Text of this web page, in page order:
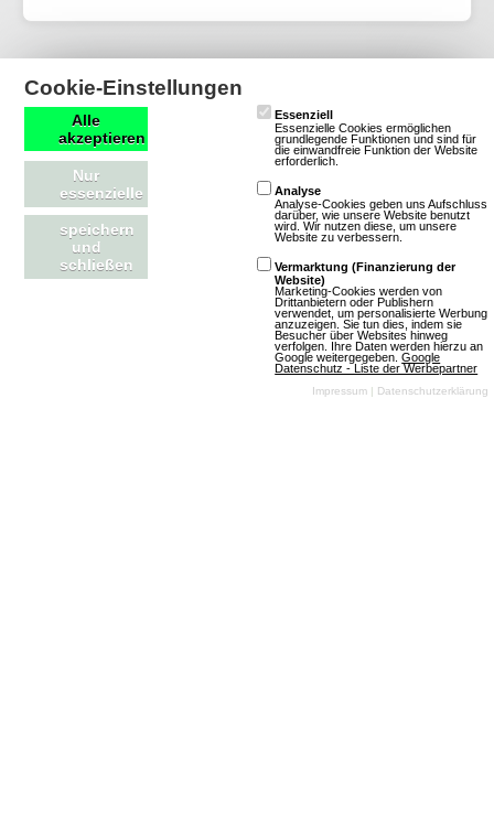
mmofacts.com
Werbung buchen
Archiv der deutschen
Datenbankeintrag erstellen
News einsenden
Newsletter
Cookie-Einstellungen
Alle
akzeptieren
Nur
essenzielle
speichern
und
schließen
Essenziell
Essenzielle Cookies ermöglichen
grundlegende Funktionen und sind für
die einwandfreie Funktion der Website
erforderlich.
Analyse
Analyse-Cookies geben uns Aufschluss
darüber, wie unsere Website benutzt
wird. Wir nutzen diese, um unsere
Website zu verbessern.
Vermarktung (Finanzierung der
Website)
Marketing-Cookies werden von
Drittanbietern oder Publishern
verwendet, um personalisierte Werbung
anzuzeigen. Sie tun dies, indem sie
Besucher über Websites hinweg
verfolgen. Ihre Daten werden hierzu an
Google weitergegeben.Google
Datenschutz - Liste der Werbepartner
Impressum Datenschutzerklärung